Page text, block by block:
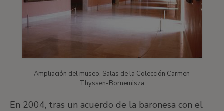
Ampliación del museo. Salas de la Colección Carmen
Thyssen-Bornemisza
En 2004, tras un acuerdo de la baronesa con el